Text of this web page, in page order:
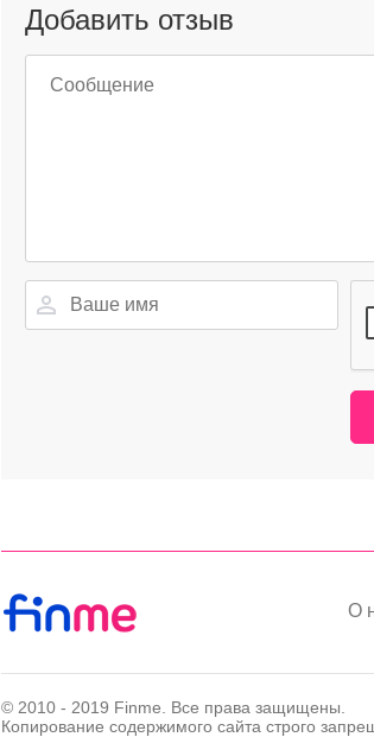
Добавить отзыв
О
© 2010 - 2019 Finme. Все права защищены.
Копирование содержимого сайта строго